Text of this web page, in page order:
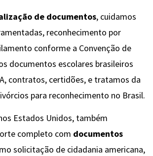
de documentos, cuidamos
reconhecimento por
conforme a Convenção de
documentos escolares brasileiros
contratos, certidões, e tratamos da
para reconhecimento no Brasil.
Estados Unidos, também
completo com documentos
solicitação de cidadania americana,